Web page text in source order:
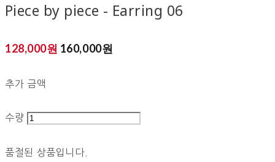
Piece by piece - Earring 06
128,000원 160,000원
추가 금액
수량
품절된 상품입니다.